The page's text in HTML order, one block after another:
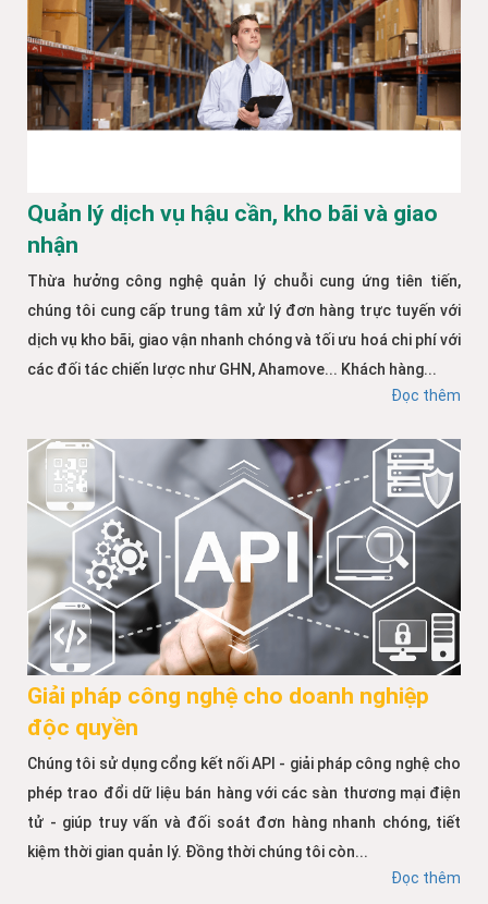
Quản lý dịch vụ hậu cần, kho bãi và giao
nhận
Thừa hưởng công nghệ quản lý chuỗi cung ứng tiên tiến,
chúng tôi cung cấp trung tâm xử lý đơn hàng trực tuyến với
dịch vụ kho bãi, giao vận nhanh chóng và tối ưu hoá chi phí với
các đối tác chiến lược như GHN, Ahamove... Khách hàng...
Đọc thêm
Giải pháp công nghệ cho doanh nghiệp
độc quyền
Chúng tôi sử dụng cổng kết nối API - giải pháp công nghệ cho
phép trao đổi dữ liệu bán hàng với các sàn thương mại điện
tử - giúp truy vấn và đối soát đơn hàng nhanh chóng, tiết
kiệm thời gian quản lý. Đồng thời chúng tôi còn...
Đọc thêm